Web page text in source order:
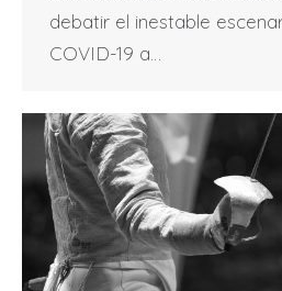
debatir el inestable
COVID-19 a…